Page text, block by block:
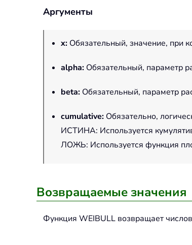
Аргументы
x: Обязательный, значение, при
alpha: Обязательный, параметр
beta: Обязательный, параметр
cumulative: Обязательно,
ИСТИНА: Используется
ЛОЖЬ: Используется функция
Возвращаемые значения
Функция WEIBULL возвращает